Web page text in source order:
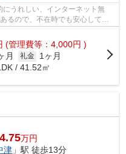
うれしい、インターネット無
るので、不在時でも安心して荷
...
(管理費等：4,000円 )
月 礼金
1ヶ月
/ 41.52㎡
4.75万円
津 」駅 徒歩13分